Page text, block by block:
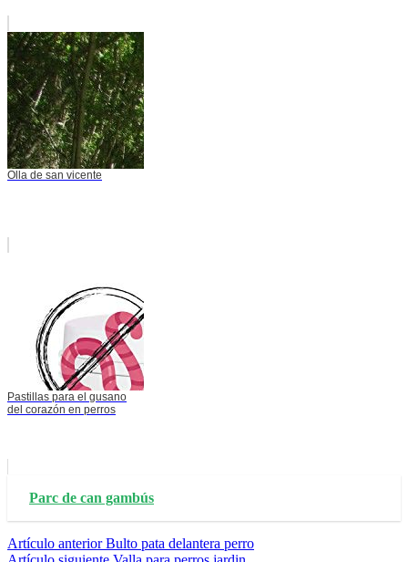
Olla de san vicente
Pastillas para el gusano
del corazón en perros
Parc de can gambús
Seguir
Artículo anteriorBulto pata delantera perro